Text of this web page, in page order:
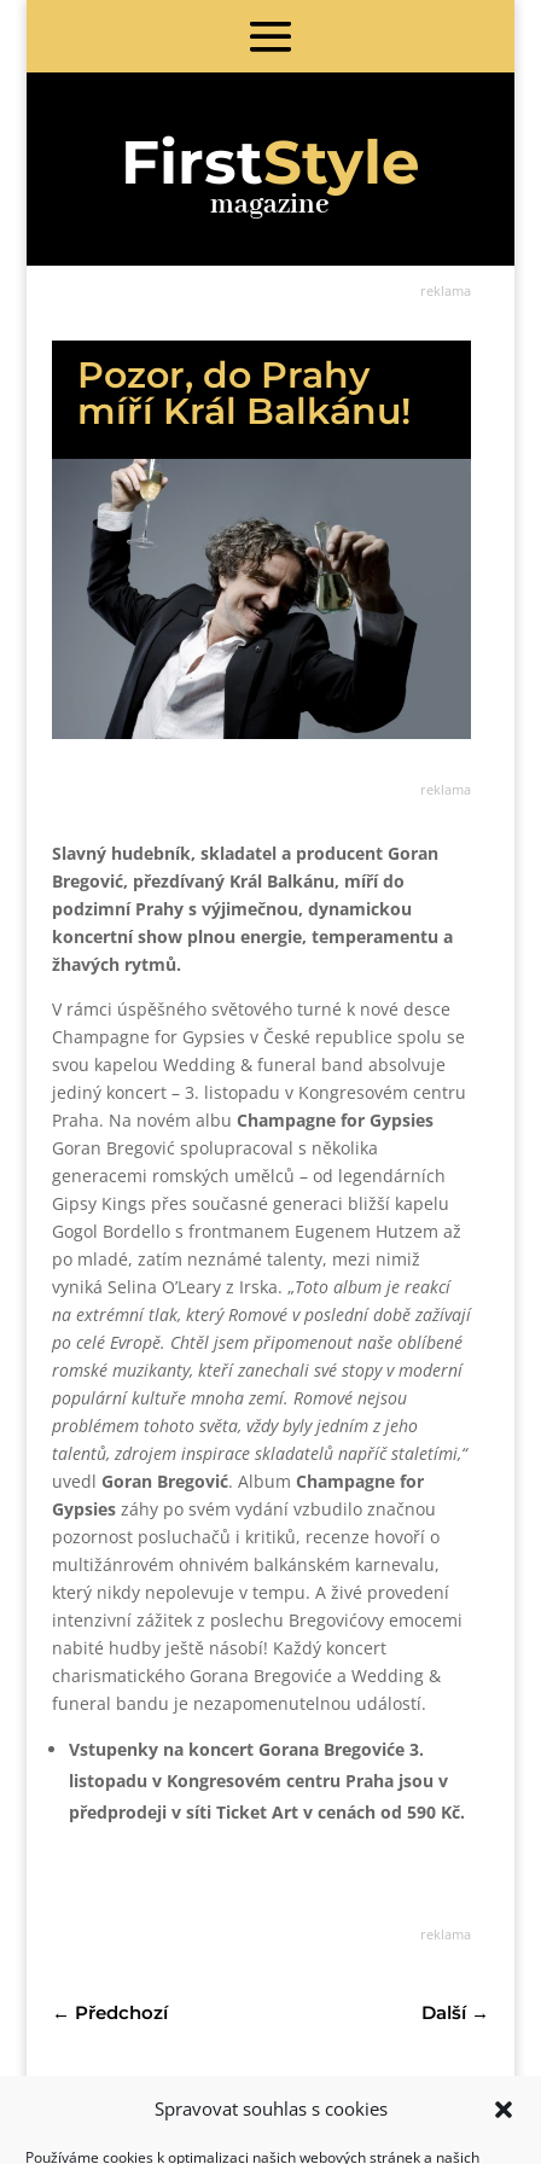
Spravovat souhlas s cookies
Používáme cookies k optimalizaci našich webových stránek a našich
FirstStyle
magazine
reklama
Pozor, do Prahy
míří Král Balkánu!
reklama
Slavný hudebník, skladatel a producent Goran
Bregović, přezdívaný Král Balkánu, míří do
podzimní Prahy s výjimečnou, dynamickou
koncertní show plnou energie, temperamentu a
žhavých rytmů.
V rámci úspěšného světového turné k nové desce
Champagne for Gypsies v České republice spolu se
svou kapelou Wedding & funeral band absolvuje
jediný koncert – 3. listopadu v Kongresovém centru
Praha. Na novém albu Champagne for Gypsies
Goran Bregović spolupracoval s několika
generacemi romských umělců – od legendárních
Gipsy Kings přes současné generaci bližší kapelu
Gogol Bordello s frontmanem Eugenem Hutzem až
po mladé, zatím neznámé talenty, mezi nimiž
vyniká Selina O’Leary z Irska. „Toto album je reakcí
na extrémní tlak, který Romové v poslední době zažívají
po celé Evropě. Chtěl jsem připomenout naše oblíbené
romské muzikanty, kteří zanechali své stopy v moderní
populární kultuře mnoha zemí. Romové nejsou
problémem tohoto světa, vždy byly jedním z jeho
talentů, zdrojem inspirace skladatelů napříč staletími,“
uvedl Goran Bregović. Album Champagne for
Gypsieszáhy po svém vydání vzbudilo značnou
pozornost posluchačů i kritiků, recenze hovoří o
multižánrovém ohnivém balkánském karnevalu,
který nikdy nepolevuje v tempu. A živé provedení
intenzivní zážitek z poslechu Bregovićovy emocemi
nabité hudby ještě násobí! Každý koncert
charismatického Gorana Bregoviće a Wedding &
funeral bandu je nezapomenutelnou událostí.
Vstupenky na koncert Gorana Bregoviće 3.
listopadu v Kongresovém centru Praha jsou v
předprodeji v síti Ticket Art v cenách od 590 Kč.
reklama
← Předchozí Další→